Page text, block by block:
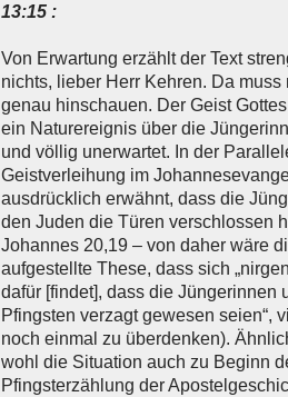
13:15 :
Von Erwartung erzählt der Text
nichts, lieber Herr Kehren. Da muss
genau hinschauen. Der Geist
ein Naturereignis über die
und völlig unerwartet. In der
Geistverleihung im
ausdrücklich erwähnt, dass die
den Juden die Türen verschlossen
Johannes 20,19 – von daher wäre
aufgestellte These, dass sich
dafür [findet], dass die Jüngerinnen
Pfingsten verzagt gewesen seien“,
noch einmal zu überdenken).
wohl die Situation auch zu Beginn
Pfingsterzählung der